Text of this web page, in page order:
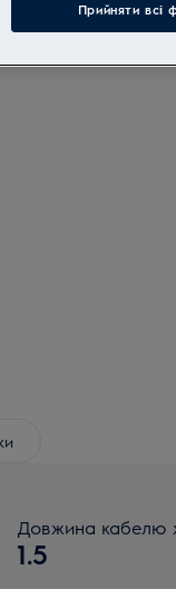
Довжина кабелю
1.5
Прийняти всі